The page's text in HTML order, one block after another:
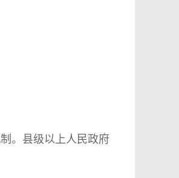
。县级以上人民政府